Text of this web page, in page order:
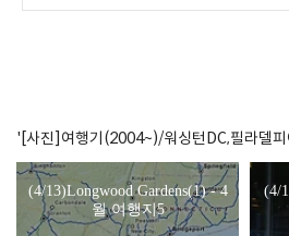
'[사진]여행기(2004~)/워싱턴DC,필라델
(4/13)Longwood Gardens(1) - 4
월 여행지5
(4/